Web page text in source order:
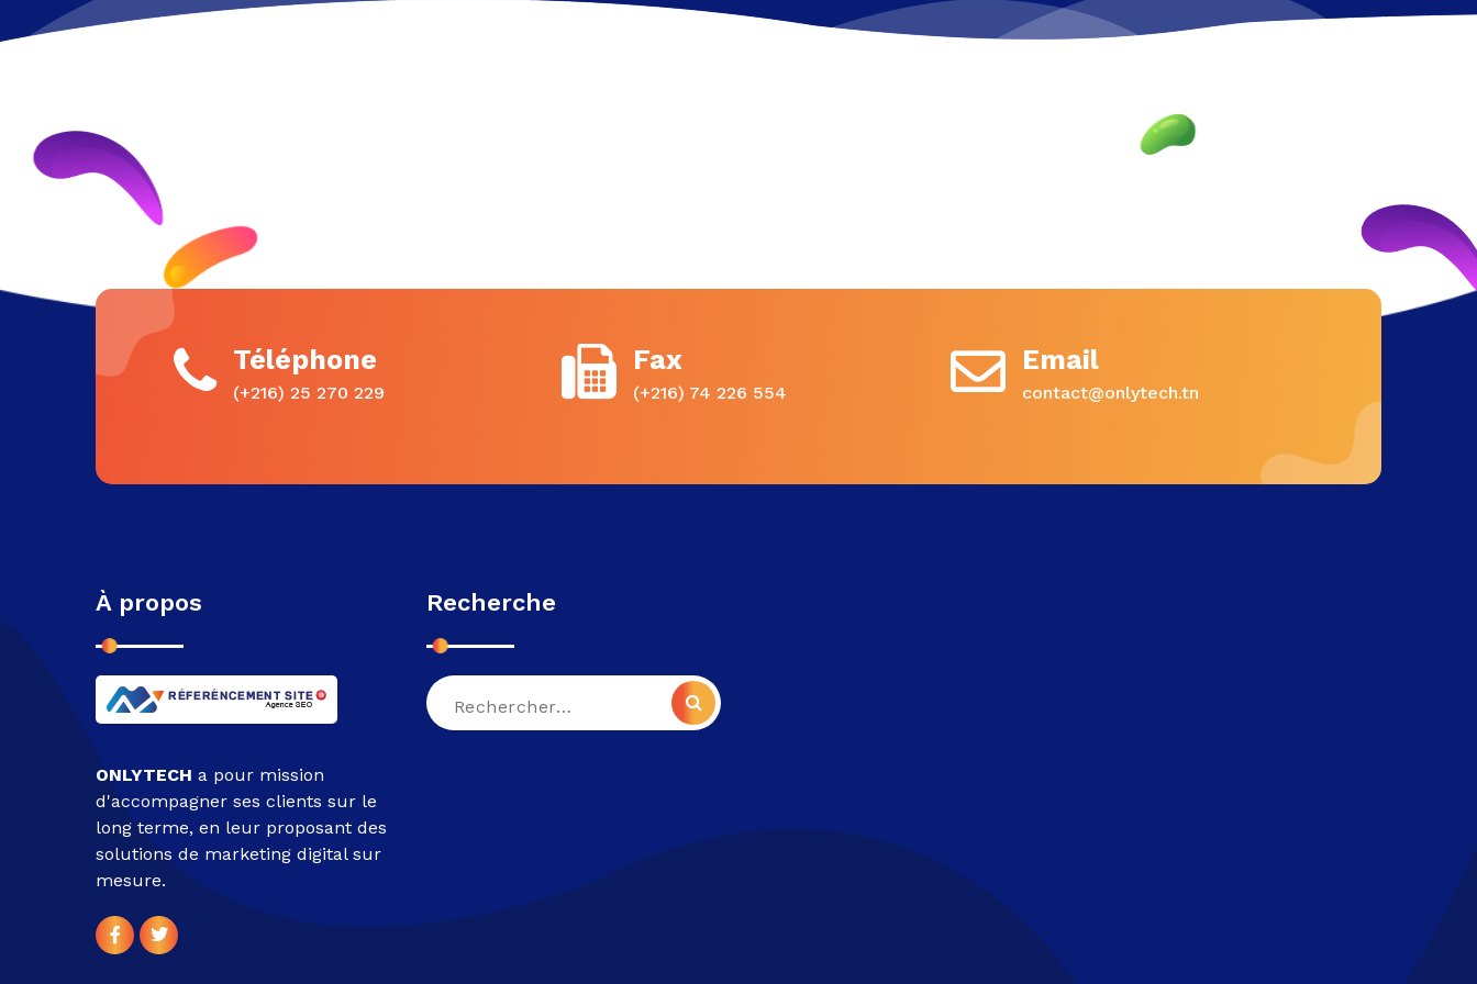
Téléphone
(+216) 25 270 229
Fax
(+216) 74 226 554
Email
contact@onlytech.tn
À propos
ONLYTECH a pour mission
d'accompagner ses clients sur le
long terme, en leur proposant des
solutions de marketing digital sur
mesure.
Recherche
Recherche